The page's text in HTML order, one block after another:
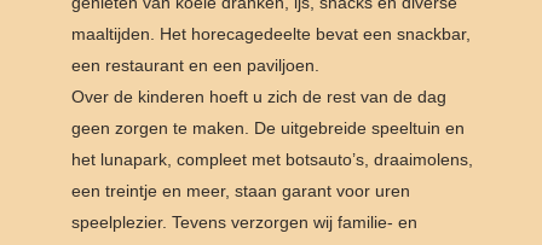
maaltijden. Het horecagedeelte bevat een snackbar,
een restaurant en een paviljoen.
Over de kinderen hoeft u zich de rest van de dag
geen zorgen te maken. De uitgebreide speeltuin en
het lunapark, compleet met botsauto’s, draaimolens,
een treintje en meer, staan garant voor uren
speelplezier. Tevens verzorgen wij familie- en